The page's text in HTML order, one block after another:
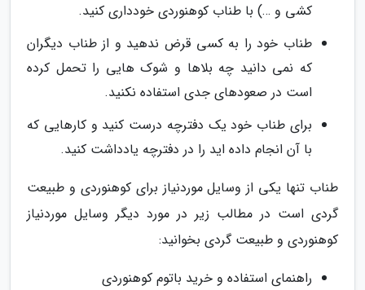
کشی و …) با طناب کوهنوردی خودداری کنید.
طناب خود را به کسی قرض ندهید و از طناب دیگران
که نمی دانید چه بلاها و شوک هایی را تحمل کرده
است در صعودهای جدی استفاده نکنید.
برای طناب خود یک دفترچه درست کنید و کارهایی که
با آن انجام داده اید را در دفترچه یادداشت کنید.
طناب تنها یکی از وسایل موردنیاز برای کوهنوردی و طبیعت
گردی است در مطالب زیر در مورد دیگر وسایل موردنیاز
کوهنوردی و طبیعت گردی بخوانید:
راهنمای استفاده و خرید باتوم کوهنوردی